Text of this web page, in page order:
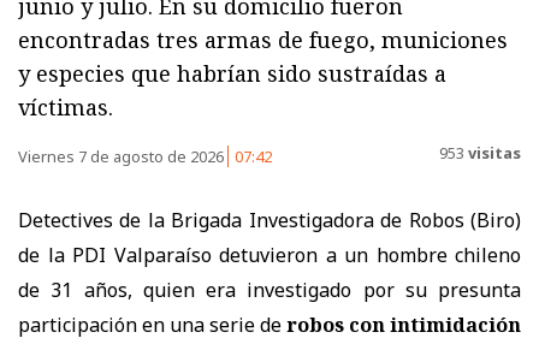
encontradas tres armas de fuego, municiones
y especies que habrían sido sustraídas a
víctimas.
Viernes 7 de agosto de 2026 07:42 953 visitas
Detectives de la Brigada Investigadora de Robos (Biro)
de la PDI Valparaíso detuvieron a un hombre chileno
de 31 años, quien era investigado por su presunta
participación en una serie derobos con intimidación